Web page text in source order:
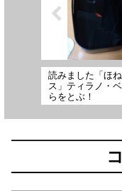
読みました「ほ
ス」ティラノ・
らをとぶ！